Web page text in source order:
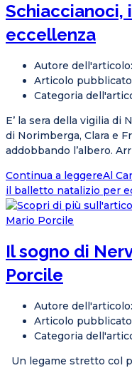
eccellenza
Autore dell'articolo:
Articolo
Categoria
E’ la sera della vigilia di
di Norimberga, Clara e
addobbando l’albero.
Continua a leggereAl
il balletto natalizio per
Il sogno di
Porcile
Autore dell'articolo:
Articolo
Categoria
Un legame stretto col